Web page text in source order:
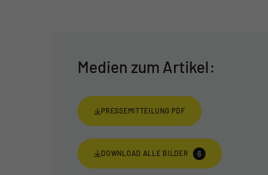
Medien zum Artikel:
PRESSEMITTEILUNG PDF
DOWNLOAD ALLE BILDER 6